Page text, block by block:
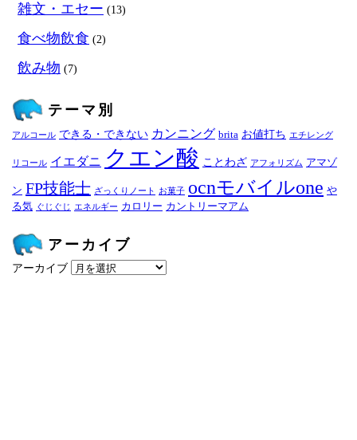
雑文・エセー (13)
食べ物飲食 (2)
飲み物 (7)
テーマ別
アルコール できる・できない カンニング brita お値打ち エチレング
リコール イエダニ クエン酸 ことわざ アフォリズム アマゾ
ン FP技能士 ざっくりノート お菓子 ocnモバイルone や
る気 ぐじぐじ エネルギー カロリー カントリーマアム
アーカイブ
アーカイブ